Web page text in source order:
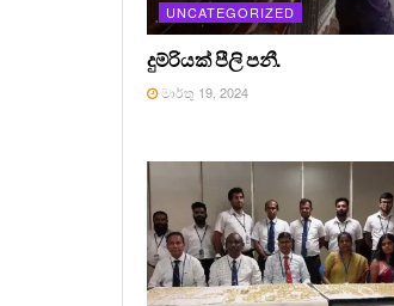
UNCATEGORIZED
දුම්රියක් පීලි පනී.
මාර්තු 19, 2024